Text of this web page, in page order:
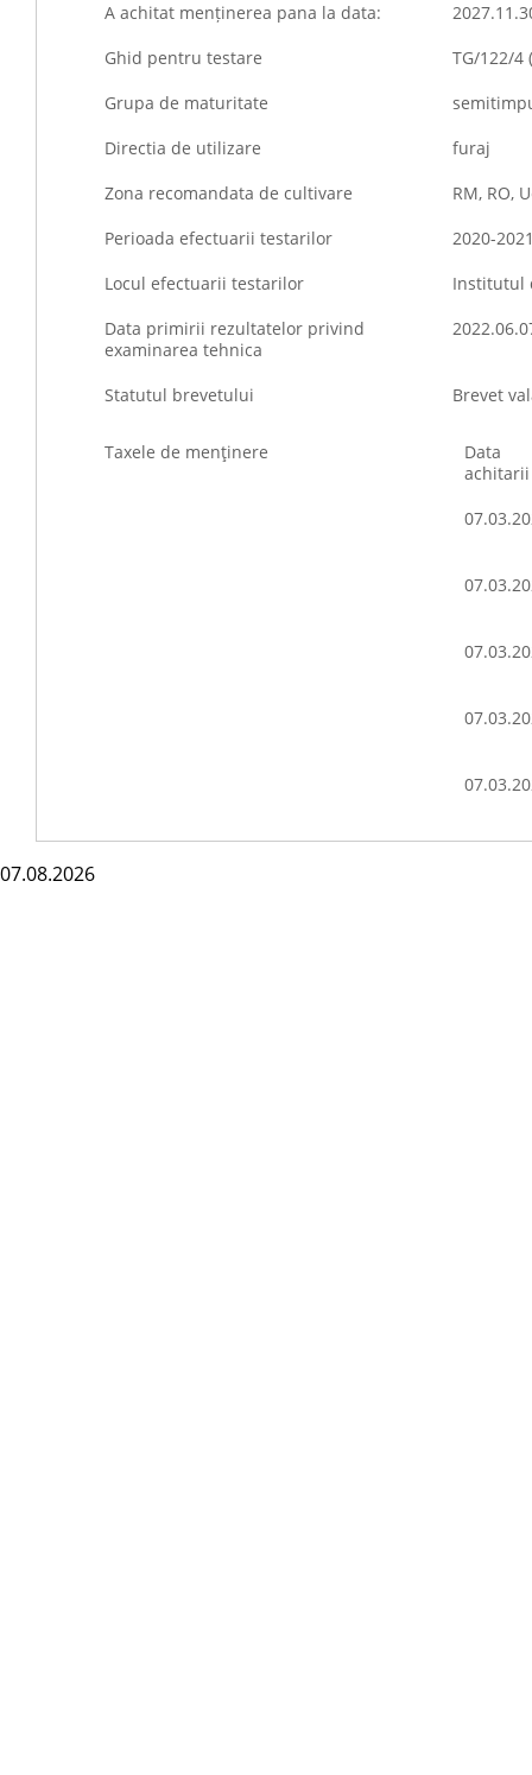
A achitat menținerea pana la data:
Ghid pentru testare
TG/122/4
Grupa de maturitate
Directia de utilizare
furaj
Zona recomandata de cultivare
RM, RO,
Perioada efectuarii testarilor
2020-
Locul efectuarii testarilor
Institutul
Data primirii rezultatelor privind
examinarea tehnica
Statutul brevetului Brevet
Taxele de menţinere
Data
achitarii
07.08.2026